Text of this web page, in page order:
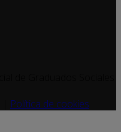
Política de cookies